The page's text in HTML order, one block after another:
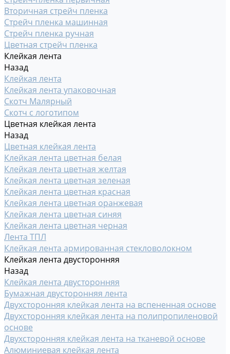
Вторичная стрейч пленка
Стрейч пленка машинная
Стрейч пленка ручная
Цветная стрейч пленка
Клейкая лента
Назад
Клейкая лента
Клейкая лента упаковочная
Скотч Малярный
Скотч с логотипом
Цветная клейкая лента
Назад
Цветная клейкая лента
Клейкая лента цветная белая
Клейкая лента цветная желтая
Клейкая лента цветная зеленая
Клейкая лента цветная красная
Клейкая лента цветная оранжевая
Клейкая лента цветная синяя
Клейкая лента цветная черная
Лента ТПЛ
Клейкая лента армированная стекловолокном
Клейкая лента двусторонняя
Назад
Клейкая лента двусторонняя
Бумажная двусторонняя лента
Двухсторонняя клейкая лента на вспененная основе
Двухсторонняя клейкая лента на полипропиленовой
основе
Двухсторонняя клейкая лента на тканевой основе
Алюминиевая клейкая лента